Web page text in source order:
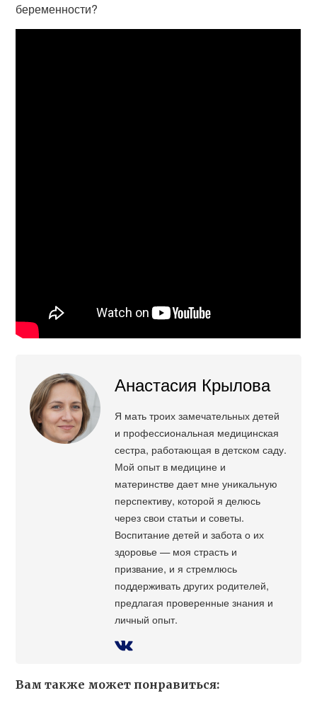
беременности?
Анастасия Крылова
Я мать троих замечательных детей
и профессиональная медицинская
сестра, работающая в детском саду.
Мой опыт в медицине и
материнстве дает мне уникальную
перспективу, которой я делюсь
через свои статьи и советы.
Воспитание детей и забота о их
здоровье — моя страсть и
призвание, и я стремлюсь
поддерживать других родителей,
предлагая проверенные знания и
личный опыт.
Вам также может понравиться: